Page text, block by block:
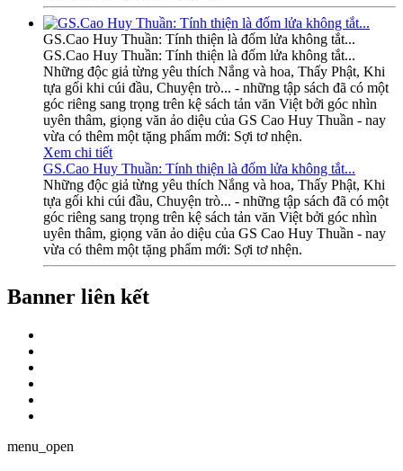
GS.Cao Huy Thuần: Tính thiện là đốm lửa không tắt...
GS.Cao Huy Thuần: Tính thiện là đốm lửa không tắt...
Những độc giả từng yêu thích Nắng và hoa, Thấy Phật, Khi
tựa gối khi cúi đầu, Chuyện trò... - những tập sách đã có một
góc riêng sang trọng trên kệ sách tản văn Việt bởi góc nhìn
uyên thâm, giọng văn ảo diệu của GS Cao Huy Thuần - nay
vừa có thêm một tặng phẩm mới: Sợi tơ nhện.
Xem chi tiết
GS.Cao Huy Thuần: Tính thiện là đốm lửa không tắt...
Những độc giả từng yêu thích Nắng và hoa, Thấy Phật, Khi
tựa gối khi cúi đầu, Chuyện trò... - những tập sách đã có một
góc riêng sang trọng trên kệ sách tản văn Việt bởi góc nhìn
uyên thâm, giọng văn ảo diệu của GS Cao Huy Thuần - nay
vừa có thêm một tặng phẩm mới: Sợi tơ nhện.
Banner liên kết
menu_open